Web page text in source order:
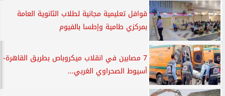
قوافل تعليمية مجانية لطلاب الثانوية العامة
بمركزي طامية وإطسا بالفيوم
7 مصابين في انقلاب ميكروباص بطريق القاهرة-
أسيوط الصحراوي الغربي...